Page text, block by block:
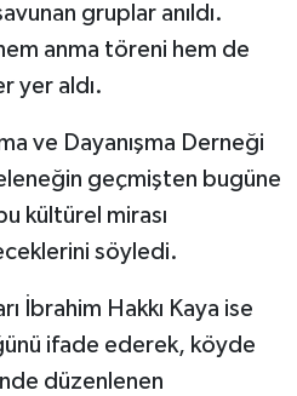
gruplar anıldı.
anma töreni hem de
yer aldı.
ve Dayanışma Derneği
geçmişten bugüne
kültürel mirası
söyledi.
İbrahim Hakkı Kaya ise
ifade ederek, köyde
düzenlenen